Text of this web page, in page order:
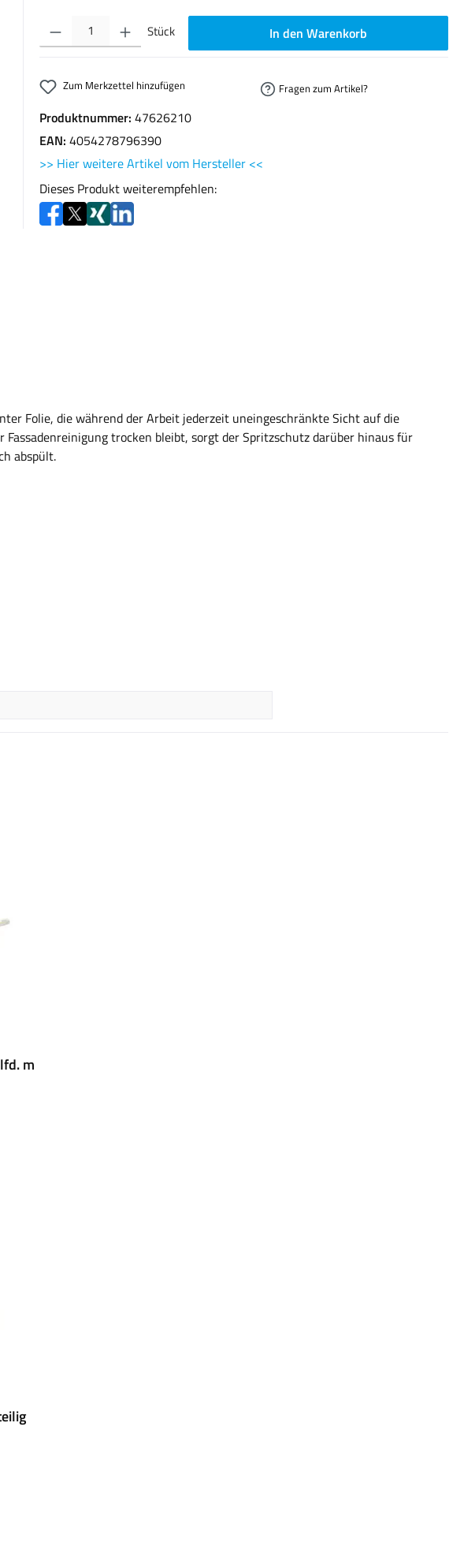
Produkt Anzahl: Gib den gewünschten Wert ein oder benutze die Schaltflächen um die Anzahl zu erhöhen
Stück In den Warenkorb
Zum Merkzettel hinzufügen Fragen zum Artikel?
Produktnummer: 47626210
EAN: 4054278796390
>> Hier weitere Artikel vom Hersteller <<
Dieses Produkt weiterempfehlen:
Folie, die während der Arbeit jederzeit uneingeschränkte Sicht auf die
trocken bleibt, sorgt der Spritzschutz darüber hinaus für
abspült.
m